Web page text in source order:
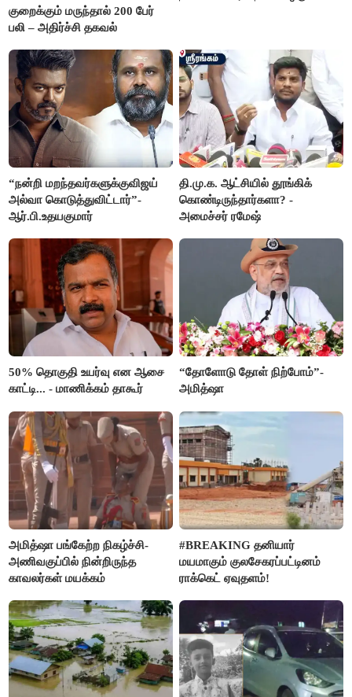
குறைக்கும் மருந்தால் 200 பேர்
பலி – அதிர்ச்சி தகவல்
“நன்றி மறந்தவர்களுக்குவிஜய்
அல்வா கொடுத்துவிட்டார்”-
ஆர்.பி.உதயகுமார்
தி.மு.க. ஆட்சியில் தூங்கிக்
கொண்டிருந்தார்களா? -
அமைச்சர் ரமேஷ்
50% தொகுதி உயர்வு என ஆசை
காட்டி... - மாணிக்கம் தாகூர்
“தோளோடு தோள் நிற்போம்”-
அமித்ஷா
அமித்ஷா பங்கேற்ற நிகழ்ச்சி-
அணிவகுப்பில் நின்றிருந்த
காவலர்கள் மயக்கம்
#BREAKING தனியார்
மயமாகும் குலசேகரப்பட்டினம்
ராக்கெட் ஏவுதளம்!